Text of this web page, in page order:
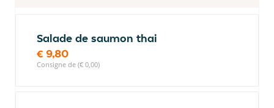
Salade de saumon thai
€ 9,80
Consigne de (€ 0,00)